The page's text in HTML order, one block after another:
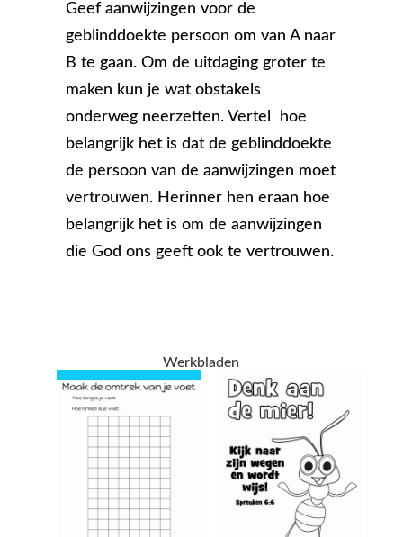
Geef aanwijzingen voor de
geblinddoekte persoon om van A naar
B te gaan. Om de uitdaging groter te
maken kun je wat obstakels
onderweg neerzetten. Vertel hoe
belangrijk het is dat de geblinddoekte
de persoon van de aanwijzingen moet
vertrouwen. Herinner hen eraan hoe
belangrijk het is om de aanwijzingen
die God ons geeft ook te vertrouwen.
Werkbladen